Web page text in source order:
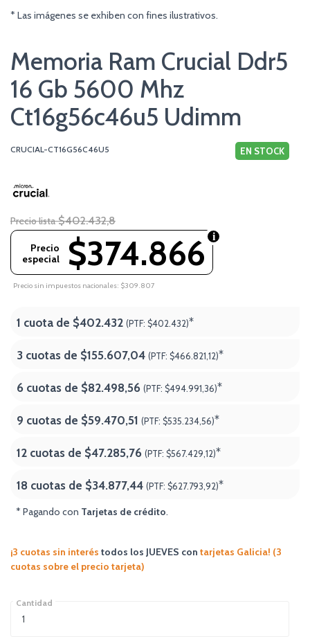
* Las imágenes se exhiben con fines ilustrativos.
Memoria Ram Crucial Ddr5
16 Gb 5600 Mhz
Ct16g56c46u5 Udimm
CRUCIAL-CT16G56C46U5 EN STOCK
Precio lista $402.432,8
$374.866
Precio
especial
Precio sin impuestos nacionales: $309.807
1 cuota de $402.432 (PTF: $402.432)*
3 cuotas de $155.607,04 (PTF: $466.821,12)*
6 cuotas de $82.498,56 (PTF: $494.991,36)*
9 cuotas de $59.470,51 (PTF: $535.234,56)*
12 cuotas de $47.285,76 (PTF: $567.429,12)*
18 cuotas de $34.877,44 (PTF: $627.793,92)*
* Pagando con Tarjetas de crédito.
¡3 cuotas sin interés todos los JUEVES con tarjetas Galicia! (3
cuotas sobre el precio tarjeta)
Cantidad